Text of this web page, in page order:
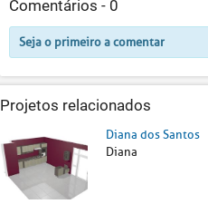
Comentários - 0
Seja o primeiro a comentar
Projetos relacionados
Diana dos Santos
Diana